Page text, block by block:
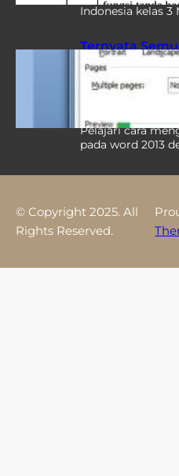
Indonesia kelas
Ternyata
Ukuran Inchi
Wajib Tahu
Pelajari cara
pada word 2013
© Copyright 2025. All
Rights Reserved.